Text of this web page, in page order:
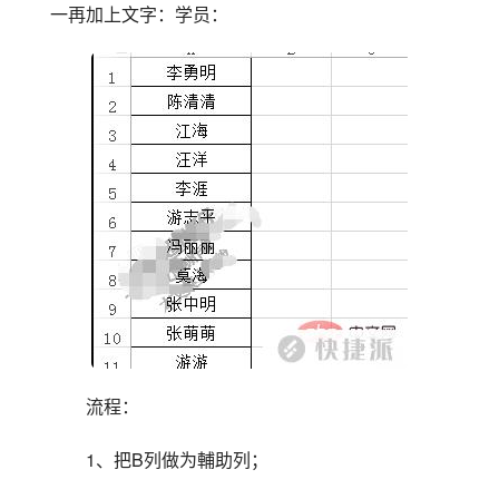
一再加上文字：学员：
流程：
1、把B列做为輔助列；